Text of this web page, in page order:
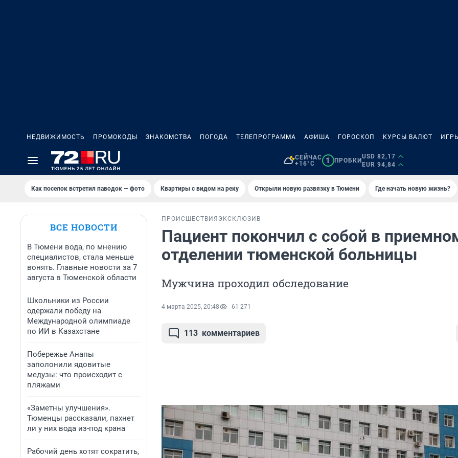
НЕДВИЖИМОСТЬ ПРОМОКОДЫ ЗНАКОМСТВА ПОГОДА ТЕЛЕПРОГРАММА АФИША ГОРОСКОП КУРСЫ ВАЛЮТ
СЕЙЧАС
+16°C
1 ПРОБКИ
USD 82,17
EUR 94,84
Как поселок встретил паводок — фото Квартиры с видом на реку Открыли новую развязку в Тюмени Где начать новую жизнь?
ВСЕ НОВОСТИ
В Тюмени вода, по мнению
специалистов, стала меньше
вонять. Главные новости за 7
августа в Тюменской области
Школьники из России
одержали победу на
Международной олимпиаде
по ИИ в Казахстане
Побережье Анапы
заполонили ядовитые
медузы: что происходит с
пляжами
«Заметны улучшения».
Тюменцы рассказали, пахнет
ли у них вода из-под крана
Рабочий день хотят сократить,
ПРОИСШЕСТВИЯ ЭКСКЛЮЗИВ
Пациент покончил с собой в
отделении тюменской больницы
Мужчина проходил обследование
4 марта 2025, 20:48 61 271
113 комментариев